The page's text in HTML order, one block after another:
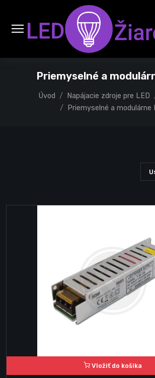
Priemyselné a
Úvod Napájacie zdroje pre LED
Priemyselné a modulárne
Vložiť do košika